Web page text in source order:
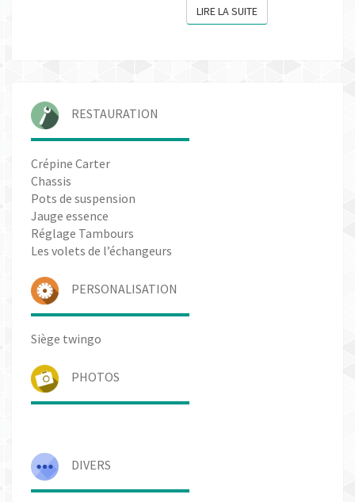
LIRE LA SUITE
RESTAURATION
Crépine Carter
Chassis
Pots de suspension
Jauge essence
Réglage Tambours
Les volets de l’échangeurs
PERSONALISATION
Siège twingo
PHOTOS
DIVERS